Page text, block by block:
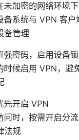
未加密的网络环境
备系统与 VPN 客户
备管理
强密码，启用设备锁
时候启用 VPN，避
先开启 VPN
问时，按需开启分流
法规